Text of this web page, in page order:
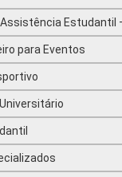
Estudantil
para Eventos